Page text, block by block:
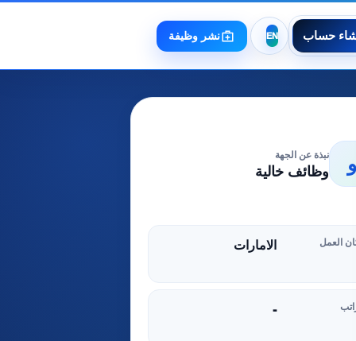
حساب نشر وظيفة
و نبذة عن الجهة
وظائف خالية
العمل الامارات
-